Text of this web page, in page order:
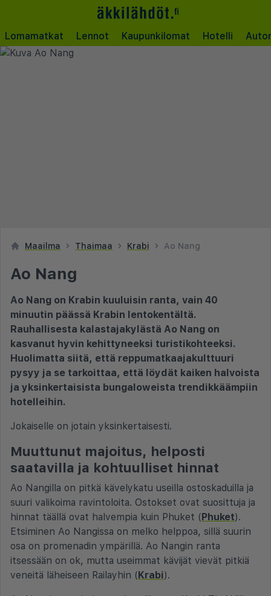
Lomamatkat Lennot Kaupunkilomat Hotelli
Maailma Thaimaa Krabi Ao Nang
Ao Nang
Ao Nang on Krabin kuuluisin ranta, vain 40
minuutin päässä Krabin lentokentältä.
Rauhallisesta kalastajakylästä Ao Nang on
kasvanut hyvin kehittyneeksi turistikohteeksi.
Huolimatta siitä, että reppumatkaajakulttuuri
pysyy ja se tarkoittaa, että löydät kaiken halvoista
ja yksinkertaisista bungaloweista trendikkäämpiin
hotelleihin.
Jokaiselle on jotain yksinkertaisesti.
Muuttunut majoitus, helposti
saatavilla ja kohtuulliset hinnat
Ao Nangilla on pitkä kävelykatu useilla ostoskaduilla ja
suuri valikoima ravintoloita. Ostokset ovat suosittuja ja
hinnat täällä ovat halvempia kuin Phuket (Phuket).
Etsiminen Ao Nangissa on melko helppoa, sillä suurin
osa on promenadin ympärillä. Ao Nangin ranta
itsessään on ok, mutta useimmat kävijät vievät pitkiä
veneitä läheiseen Railayhin (Krabi).